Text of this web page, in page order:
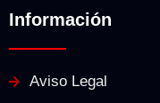
Información
Aviso Legal